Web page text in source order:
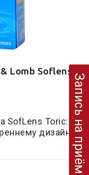
Запись на приём
Lomb Soflens
SofLens Toric:
дизайну